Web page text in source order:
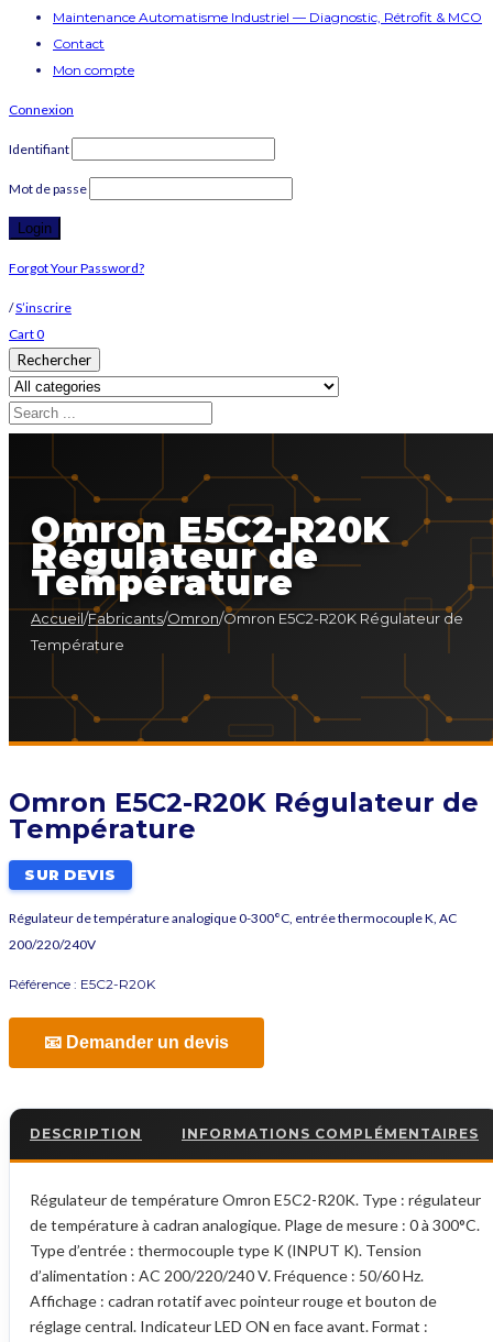
Maintenance Automatisme Industriel — Diagnostic, Rétrofit & MCO
Contact
Mon compte
Connexion
Identifiant
Mot de passe
Forgot Your Password?
/S’inscrire
Cart0
Rechercher
Omron E5C2-R20K
Régulateur de
Température
Accueil/Fabricants/Omron/Omron E5C2-R20K Régulateur de
Température
Omron E5C2-R20K Régulateur de
Température
SUR DEVIS
Régulateur de température analogique 0-300°C, entrée thermocouple K, AC
200/220/240V
Référence : E5C2-R20K
📧 Demander un devis
DESCRIPTION INFORMATIONS COMPLÉMENTAIRES
Régulateur de température Omron E5C2-R20K. Type : régulateur
de température à cadran analogique. Plage de mesure : 0 à 300°C.
Type d’entrée : thermocouple type K (INPUT K). Tension
d’alimentation : AC 200/220/240 V. Fréquence : 50/60 Hz.
Affichage : cadran rotatif avec pointeur rouge et bouton de
réglage central. Indicateur LED ON en face avant. Format :